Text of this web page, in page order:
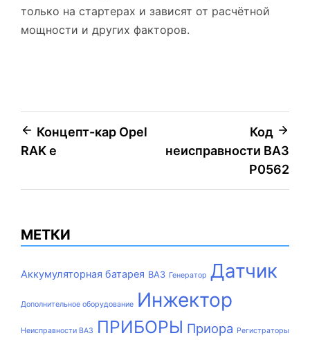
только на стартерах и зависят от расчётной
мощности и других факторов.
Навигация
по
Концепт-кар Opel
RAK e
Код
неисправности ВАЗ
Р0562
МЕТКИ
Аккумуляторная батарея ВАЗ Генератор Датчик
Дополнительное оборудование Инжектор
Неисправности ВАЗ ПРИБОРЫ Приора Регистраторы